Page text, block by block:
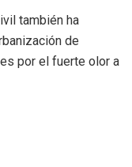
también ha
de
por el fuerte olor a